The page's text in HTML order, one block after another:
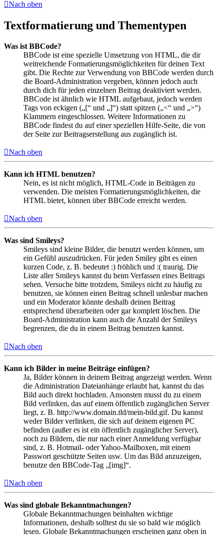
Nach oben
Textformatierung und Thementypen
Was ist BBCode?
BBCode ist eine spezielle Umsetzung von HTML, die dir
weitreichende Formatierungsmöglichkeiten für deinen Text
gibt. Die Rechte zur Verwendung von BBCode werden durch
die Board-Administration vergeben, können jedoch auch
durch dich für jeden einzelnen Beitrag deaktiviert werden.
BBCode ist ähnlich wie HTML aufgebaut, jedoch werden
Tags von eckigen („[“ und „]“) statt spitzen („<“ und „>“)
Klammern eingeschlossen. Weitere Informationen zu
BBCode findest du auf einer speziellen Hilfe-Seite, die von
der Seite zur Beitragserstellung aus zugänglich ist.
Nach oben
Kann ich HTML benutzen?
Nein, es ist nicht möglich, HTML-Code in Beiträgen zu
verwenden. Die meisten Formatierungsmöglichkeiten, die
HTML bietet, können über BBCode erreicht werden.
Nach oben
Was sind Smileys?
Smileys sind kleine Bilder, die benutzt werden können, um
ein Gefühl auszudrücken. Für jeden Smiley gibt es einen
kurzen Code, z. B. bedeutet :) fröhlich und :( traurig. Die
Liste aller Smileys kannst du beim Verfassen eines Beitrags
sehen. Versuche bitte trotzdem, Smileys nicht zu häufig zu
benutzen, sie können einen Beitrag schnell unlesbar machen
und ein Moderator könnte deshalb deinen Beitrag
entsprechend überarbeiten oder gar komplett löschen. Die
Board-Administration kann auch die Anzahl der Smileys
begrenzen, die du in einem Beitrag benutzen kannst.
Nach oben
Kann ich Bilder in meine Beiträge einfügen?
Ja, Bilder können in deinem Beitrag angezeigt werden. Wenn
die Administration Dateianhänge erlaubt hat, kannst du das
Bild auch direkt hochladen. Ansonsten musst du zu einem
Bild verlinken, das auf einem öffentlich zugänglichen Server
liegt, z. B. http://www.domain.tld/mein-bild.gif. Du kannst
weder Bilder verlinken, die sich auf deinem eigenen PC
befinden (außer es ist ein öffentlich zugänglicher Server),
noch zu Bildern, die nur nach einer Anmeldung verfügbar
sind, z. B. Hotmail- oder Yahoo-Mailboxen, mit einem
Passwort geschützte Seiten usw. Um das Bild anzuzeigen,
benutze den BBCode-Tag „[img]“.
Nach oben
Was sind globale Bekanntmachungen?
Globale Bekanntmachungen beinhalten wichtige
Informationen, deshalb solltest du sie so bald wie möglich
lesen. Globale Bekanntmachungen erscheinen ganz oben in